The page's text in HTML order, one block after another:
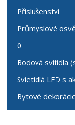
Příslušenství
Průmyslové
0
Bodová svítidla
Svietidlá LED s
Bytové dekorácie